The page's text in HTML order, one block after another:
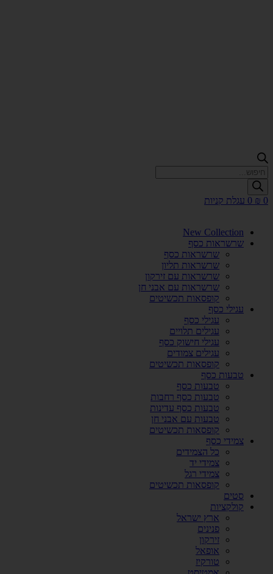
Products
search
₪ 0
0 עגלת קניות
New Collection
שרשראות כסף
שרשראות כסף
שרשראות תליון
שרשראות עם זירקון
שרשראות עם אבני חן
קופסאות תכשיטים
עגילי כסף
עגילי כסף
עגילים תלויים
עגילי חישוק כסף
עגילים צמודים
קופסאות תכשיטים
טבעות כסף
טבעות כסף
טבעות כסף רחבות
טבעות כסף עדינות
טבעות עם אבני חן
קופסאות תכשיטים
צמידי כסף
כל הצמידים
צמידי יד
צמידי רגל
קופסאות תכשיטים
סטים
קולקציות
ארץ ישראל
פנינים
זירקון
אופאל
טורקיז